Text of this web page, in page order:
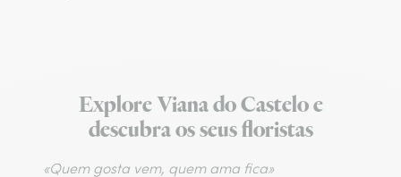
Explore Viana do Castelo e
descubra os seus floristas
«Quem gosta vem, quem ama fica»